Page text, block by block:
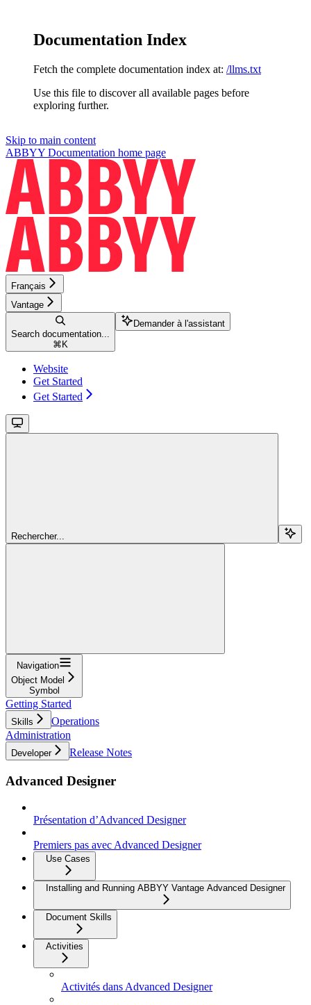
Documentation Index
Fetch the complete documentation index at: /llms.txt
Use this file to discover all available pages before
exploring further.
Skip to main content
ABBYY Documentation home page
Français
Vantage
Search documentation...
⌘ K
Demander à l'assistant
Website
Get Started
Get Started
Rechercher...
Navigation
Object Model
Symbol
Getting Started
Skills
Operations
Administration
Developer Release Notes
Advanced Designer
Présentation d’Advanced Designer
Premiers pas avec Advanced Designer
Use Cases
Installing and Running ABBYY Vantage Advanced Designer
Document Skills
Activities
Activités dans Advanced Designer